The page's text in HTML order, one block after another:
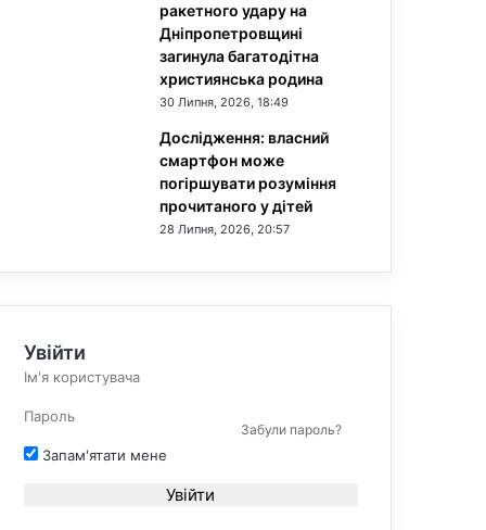
ракетного удару на
Дніпропетровщині
загинула багатодітна
християнська родина
30 Липня, 2026, 18:49
Дослідження: власний
смартфон може
погіршувати розуміння
прочитаного у дітей
28 Липня, 2026, 20:57
Увійти
Забули пароль?
Запам'ятати мене
Увійти